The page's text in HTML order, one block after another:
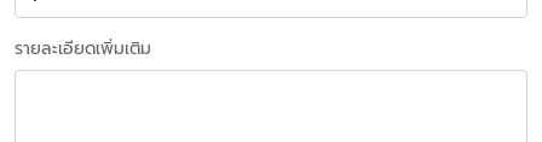
รายละเอียดเพิ่มเติม